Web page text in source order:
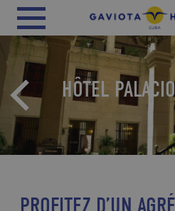
HÔTEL
PROFITEZ D’UN